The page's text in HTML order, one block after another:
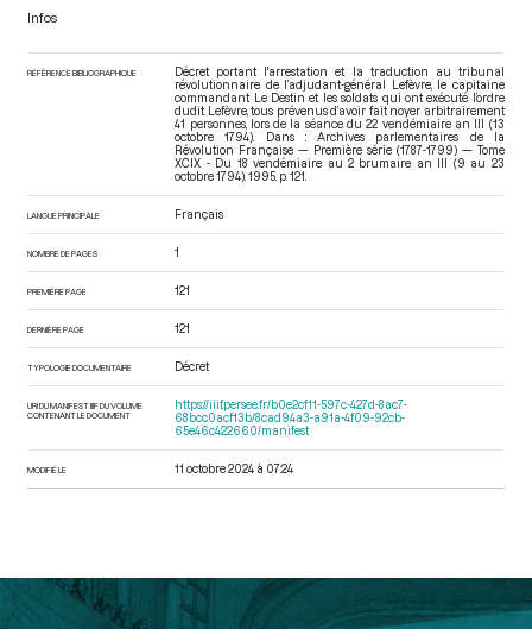
Infos
RÉFÉRENCE BIBLIOGRAPHIQUE
Décret portant l'arrestation et la traduction au tribunal
révolutionnaire de l’adjudant-général Lefèvre, le capitaine
commandant Le Destin et les soldats qui ont exécuté l’ordre
dudit Lefèvre, tous prévenus d’avoir fait noyer arbitrairement
41 personnes, lors de la séance du 22 vendémiaire an III (13
octobre 1794). Dans : Archives parlementaires de la
Révolution Française — Première série (1787-1799) — Tome
XCIX - Du 18 vendémiaire au 2 brumaire an III (9 au 23
octobre 1794) . 1995. p. 121.
LANGUE PRINCIPALE Français
NOMBRE DE PAGES 1
PREMIÈRE PAGE 121
DERNIÈRE PAGE 121
TYPOLOGIE DOCUMENTAIRE Décret
URI DU MANIFEST IIIF DU VOLUME
CONTENANT LE DOCUMENT
https://iiif.persee.fr/b0e2cf11-597c-427d-8ac7-
68bcc0acf13b/8cad94a3-a91a-4f09-92cb-
65e46c422660/manifest
MODIFIÉ LE 11 octobre 2024 à 07:24